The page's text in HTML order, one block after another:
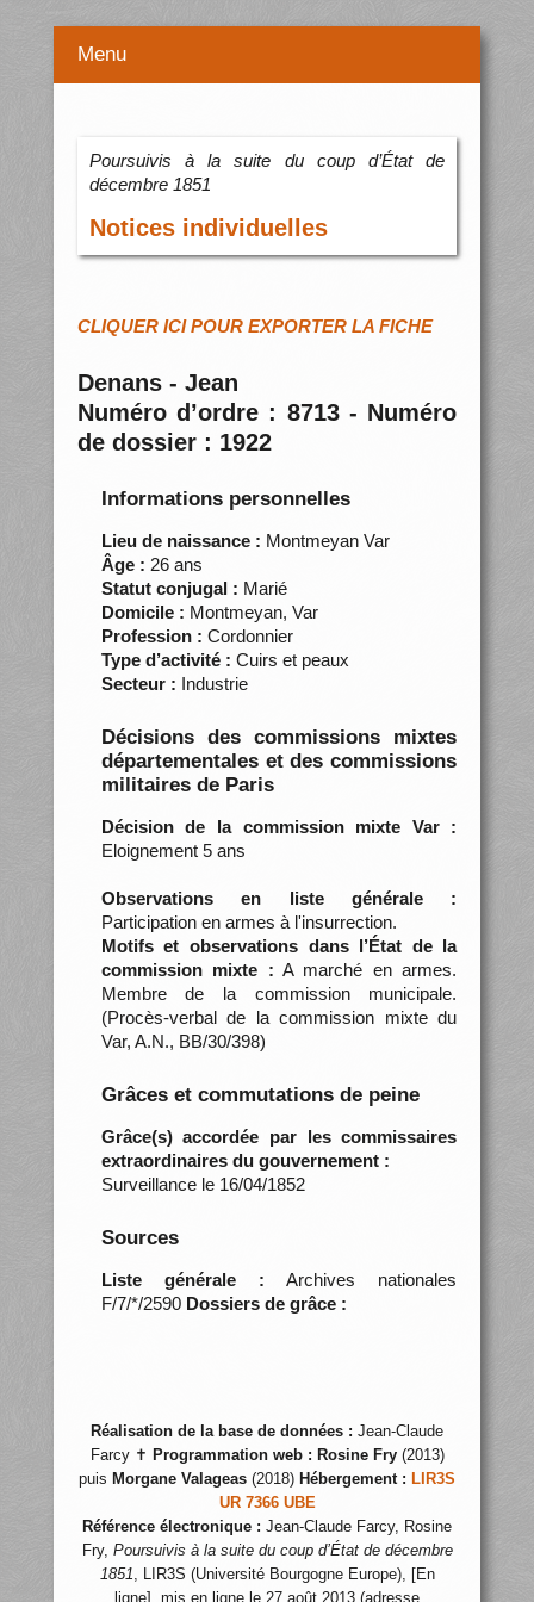
Menu
Poursuivis à la suite du coup d’État de
décembre 1851
Notices individuelles
CLIQUER ICI POUR EXPORTER LA FICHE
Denans - Jean
Numéro d’ordre : 8713 - Numéro
de dossier : 1922
Informations personnelles
Lieu de naissance : Montmeyan Var
Âge : 26 ans
Statut conjugal : Marié
Domicile : Montmeyan, Var
Profession : Cordonnier
Type d’activité : Cuirs et peaux
Secteur : Industrie
Décisions des commissions mixtes
départementales et des commissions
militaires de Paris
Décision de la commission mixte Var :
Eloignement 5 ans
Observations en liste générale :
Participation en armes à l'insurrection.
Motifs et observations dans l’État de la
commission mixte : A marché en armes.
Membre de la commission municipale.
(Procès-verbal de la commission mixte du
Var, A.N., BB/30/398)
Grâces et commutations de peine
Grâce(s) accordée par les commissaires
extraordinaires du gouvernement :
Surveillance le 16/04/1852
Sources
Liste générale : Archives nationales
F/7/*/2590 Dossiers de grâce :
Réalisation de la base de données : Jean-Claude
Farcy ✝ Programmation web : Rosine Fry(2013)
puis Morgane Valageas (2018) Hébergement : LIR3S
UR 7366 UBE
Référence électronique : Jean-Claude Farcy, Rosine
Fry, Poursuivis à la suite du coup d’État de décembre
1851, LIR3S (Université Bourgogne Europe), [En
ligne], mis en ligne le 27 août 2013 (adresse